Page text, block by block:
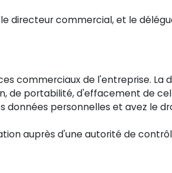
directeur commercial, et le
commerciaux de l'entreprise. La
de portabilité, d'effacement de
données personnelles et avez
auprès d'une autorité de